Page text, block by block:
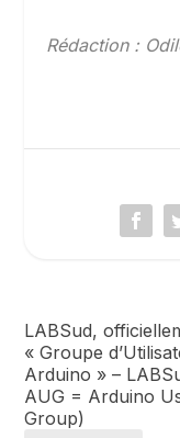
Rédaction :
LABSud,
« Groupe
Arduino » –
AUG = Arduino
Group)